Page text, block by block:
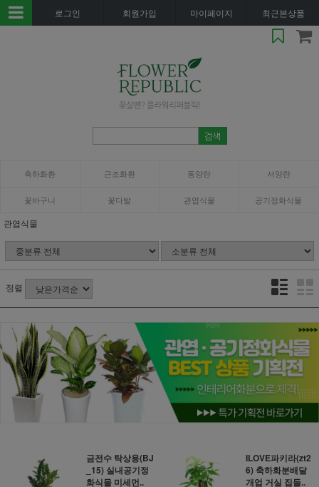
로그인 회원가입 마이페이지 최근본상품
축하화환 근조화환 동양란 서양란
꽃바구니 꽃다발 관엽식물 공기정화식물
관엽식물
정렬
금전수 탁상용(BJ
_15) 실내공기정
화식물 미세먼..
ILOVE파키라(zt2
6) 축하화분배달
개업 거실 집들..